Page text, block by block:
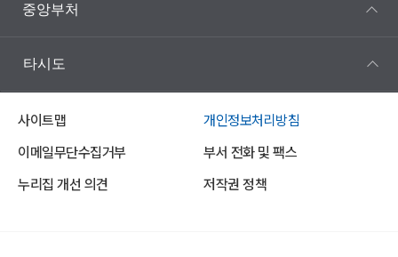
중앙부처
타시도
사이트맵
개인정보처리방침
이메일무단수집거부
부서 전화 및 팩스
누리집 개선 의견
저작권 정책